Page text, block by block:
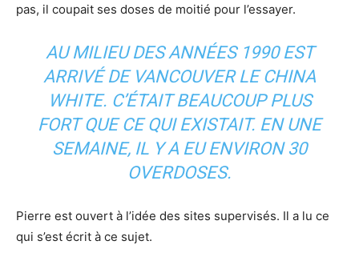
pas, il coupait ses doses de moitié pour l’essayer.
AU MILIEU DES ANNÉES 1990 EST
ARRIVÉ DE VANCOUVER LE CHINA
WHITE. C’ÉTAIT BEAUCOUP PLUS
FORT QUE CE QUI EXISTAIT. EN UNE
SEMAINE, IL Y A EU ENVIRON 30
OVERDOSES.
Pierre est ouvert à l’idée des sites supervisés. Il a lu ce
qui s’est écrit à ce sujet.